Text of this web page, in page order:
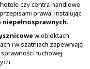
czy centra handlowe
prawa, instalując
niepełnosprawnych.
w obiektach
i w szatniach zapewniają
ruchowej